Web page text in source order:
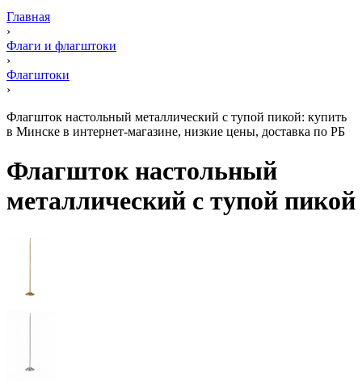
Главная
›
Флаги и флагштоки
›
Флагштоки
›
Флагшток настольный металлический с тупой пикой: купить
в Минске в интернет-магазине, низкие цены, доставка по РБ
Флагшток настольный
металлический с тупой пикой